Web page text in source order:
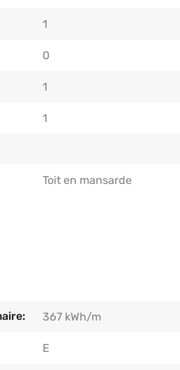
1
0
1
1
Toit en mansarde
367 kWh/m
E